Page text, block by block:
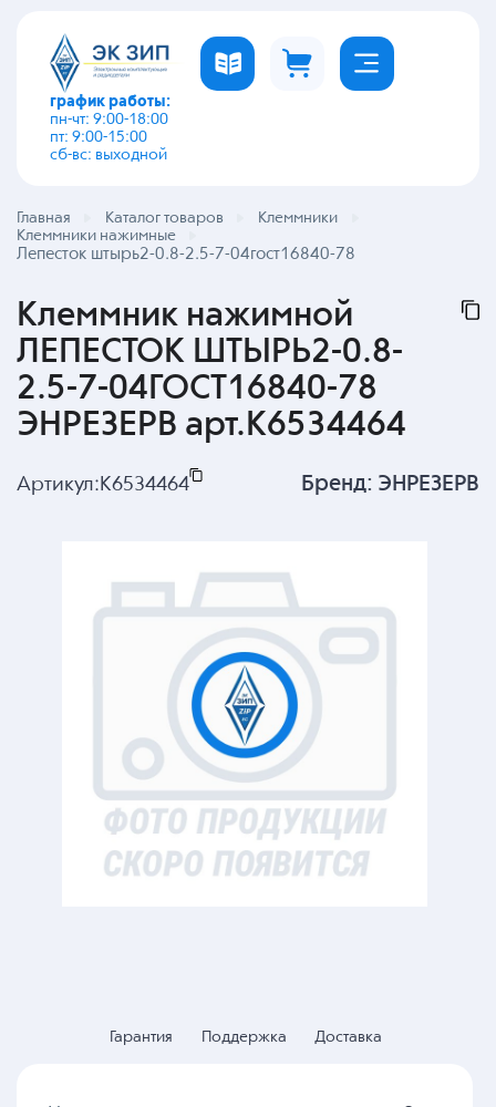
график работы:
пн-чт: 9:00-18:00
пт: 9:00-15:00
сб-вс: выходной
Главная Каталог товаров
Клеммники
Клеммники нажимные
Лепесток штырь2-0.8-2.5-7-04гост16840-78
Клеммник нажимной
ЛЕПЕСТОК ШТЫРЬ2-0.8-
2.5-7-04ГОСТ16840-78
ЭНРЕЗЕРВ арт.K6534464
Артикул: K6534464 Бренд: ЭНРЕЗЕРВ
Гарантия Поддержка Доставка